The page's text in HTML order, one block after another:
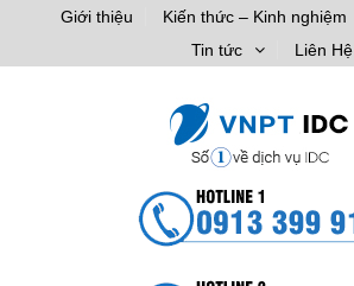
Giới thiệu Kiến thức – Kinh nghiệm
Tin tức
Liên Hệ